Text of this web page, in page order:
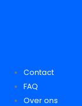
Contact
FAQ
Over ons